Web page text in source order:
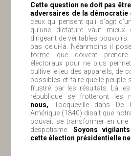
Cette question ne doit pas
adversaires de la démocratie
ceux qui pensent qu’il s’agit
qu’une dictature vaut
dirigeant de véritables pouvoirs.
pas celui-là. Néanmoins il
forme que doivent prendre
électoraux pour ne plus
cultive le jeu des appareils, de
possibles et faire que le peuple
frustré par les résultats. Là
république se frotteront les
nous, Tocqueville dans De
Amérique (1840) disait que
pouvait se transformer en une
despotisme. Soyons
cette élection présidentielle ne